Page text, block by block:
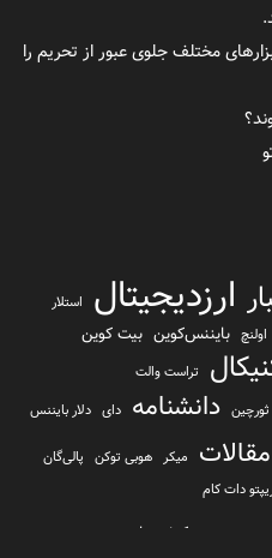
مختلف جلوی عبور از تحریم را
ارزدیجیتال
استلار
اولنچ بایننس‌کوین بیت کوین
تراست والت
ثورچین دانشنامه دای دلار بایننس
مقالات میکر هوبی توکن پالی‌گان
دات کام
کیف پول